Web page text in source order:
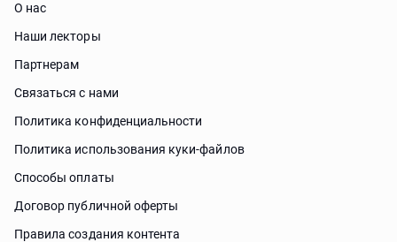
О нас
Наши лекторы
Партнерам
Связаться с нами
Политика конфиденциальности
Политика использования куки-файлов
Способы оплаты
Договор публичной оферты
Правила создания контента